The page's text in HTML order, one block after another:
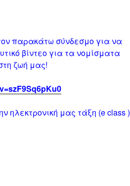
παρακάτω σύνδεσμο για να
βίντεο για τα νομίσματα
ζωή μας!
ηλεκτρονική μας τάξη (e class )